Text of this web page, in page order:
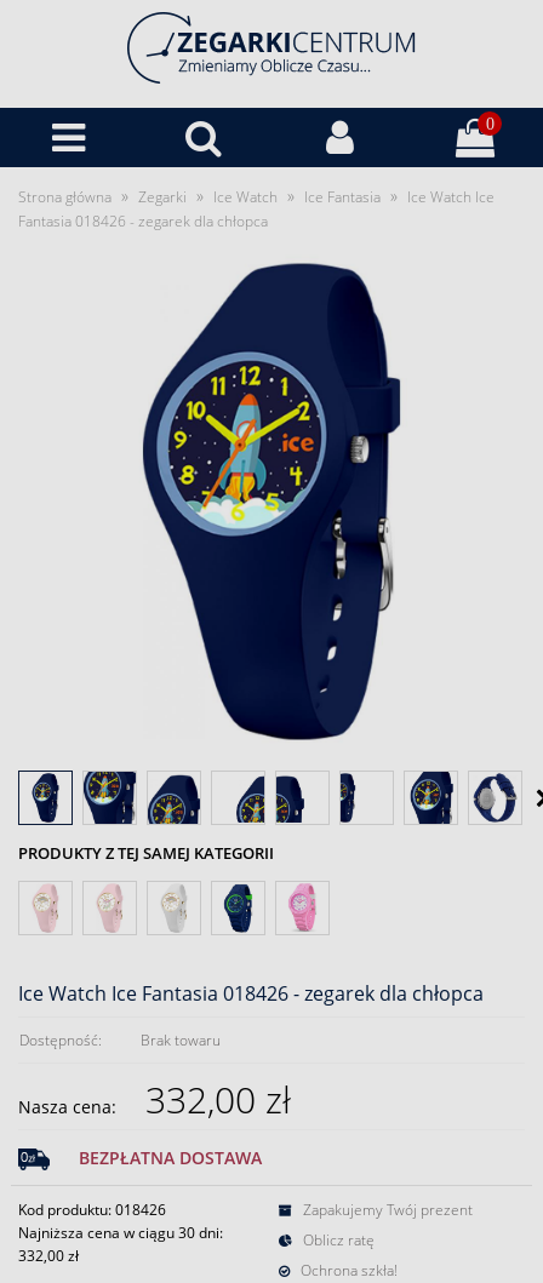
0
Strona główna » Zegarki » Ice Watch » Ice Fantasia » Ice Watch Ice
Fantasia 018426 - zegarek dla chłopca
PRODUKTY Z TEJ SAMEJ KATEGORII
Ice Watch Ice Fantasia 018426 - zegarek dla chłopca
Dostępność: Brak towaru
Nasza cena: 332,00 zł
BEZPŁATNA DOSTAWA
Kod produktu: 018426
Najniższa cena w ciągu 30 dni:
332,00 zł
Zapakujemy Twój prezent
Oblicz ratę
Ochrona szkła!